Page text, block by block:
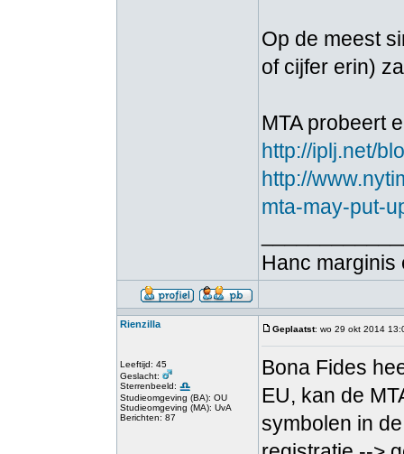
Op de meest
of cijfer erin)
MTA probeert
http://iplj.net/
http://
mta-may-put-
Hanc marginis
Rienzilla
Leeftijd: 45
Geslacht:
Sterrenbeeld:
Studieomgeving (BA): OU
Studieomgeving (MA): UvA
Berichten: 87
Geplaatst: wo 29 okt 2014
Bona Fides
EU, kan de
symbolen in